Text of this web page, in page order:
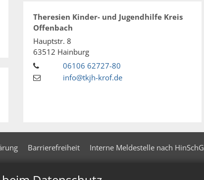
Theresien Kinder- und Jugendhilfe Kreis
Offenbach
Hauptstr. 8
63512 Hainburg
06106 62727-80
info@tkjh-krof.de
Barrierefreiheit Interne Meldestelle nach HinSchG